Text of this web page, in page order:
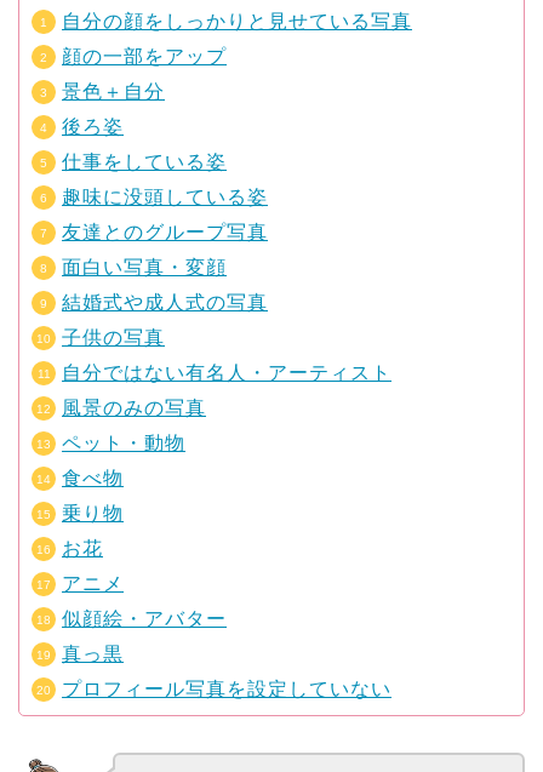
自分の顔をしっかりと見せている写真
顔の一部をアップ
景色＋自分
後ろ姿
仕事をしている姿
趣味に没頭している姿
友達とのグループ写真
面白い写真・変顔
結婚式や成人式の写真
子供の写真
自分ではない有名人・アーティスト
風景のみの写真
ペット・動物
食べ物
乗り物
お花
アニメ
似顔絵・アバター
真っ黒
プロフィール写真を設定していない